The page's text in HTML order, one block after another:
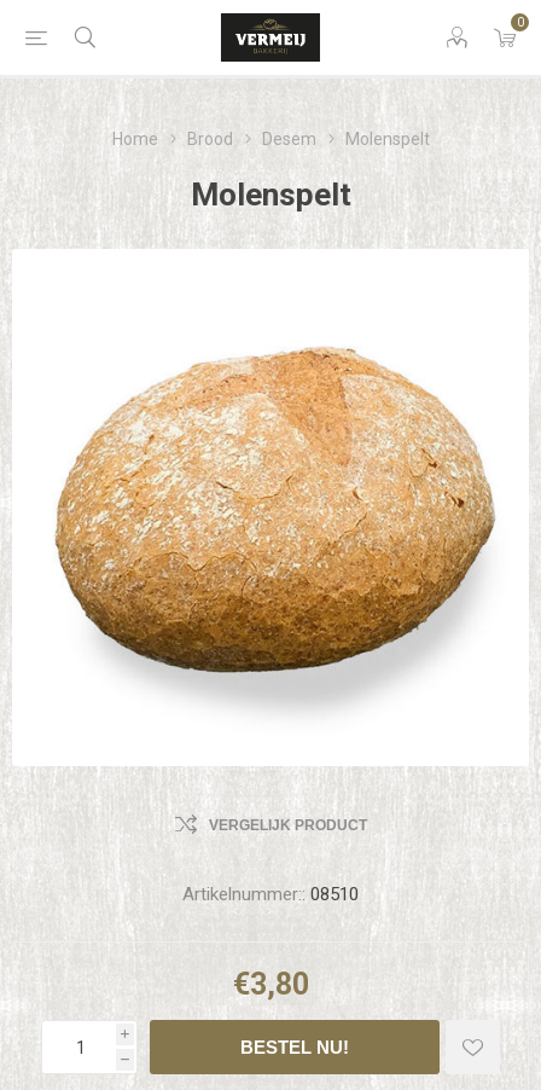
0
Home Brood Desem Molenspelt
Molenspelt
VERGELIJK PRODUCT
Artikelnummer:: 08510
€3,80
i
h